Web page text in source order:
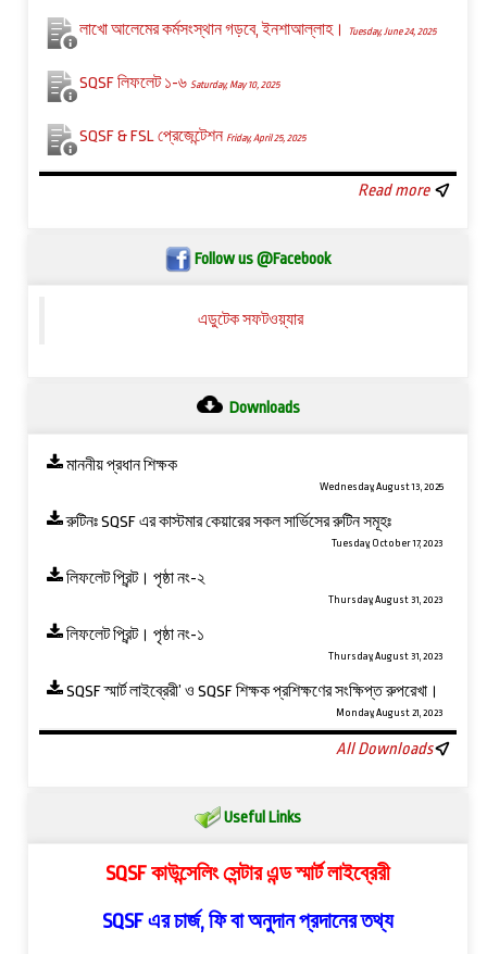
লাখো আলেমের কর্মসংস্থান গড়বে, ইনশাআল্লাহ। Tuesday, June 24, 2025
SQSF লিফলেট ১-৬ Saturday, May 10, 2025
SQSF & FSL প্রেজেন্টেশন Friday, April 25, 2025
Read more
Follow us @Facebook
এডুটেক সফটওয়্যার
Downloads
মাননীয় প্রধান শিক্ষক
Wednesday, August 13, 2025
রুটিনঃ SQSF এর কাস্টমার কেয়ারের সকল সার্ভিসের রুটিন সমূহঃ
Tuesday, October 17, 2023
লিফলেট প্রিন্ট। পৃষ্ঠা নং-২
Thursday, August 31, 2023
লিফলেট প্রিন্ট। পৃষ্ঠা নং-১
Thursday, August 31, 2023
SQSF স্মার্ট লাইব্রেরী’ ও ‍SQSF শিক্ষক প্রশিক্ষণের সংক্ষিপ্ত রুপরেখা।
Monday, August 21, 2023
All Downloads
Useful Links
SQSF কাউন্সেলিং সেন্টার এন্ড স্মার্ট লাইব্রেরী
SQSF এর চার্জ, ফি বা অনুদান প্রদানের তথ্য